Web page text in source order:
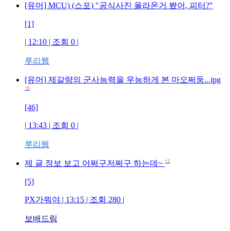
[유머] MCU) (스포) "공식사진 올라온거 봤어, 피터?"
[1]
| 12:10 | 조회 0 |
루리웹
[유머] 제갈량의 군사능력을 무능하게 본 마오쩌둥...jpg
+6
[46]
| 13:43 | 조회 0 |
루리웹
제 글 정보 보고 어쩌구저쩌구 하는데~ +3
[5]
PX가뭐야 | 13:15 | 조회 280 |
보배드림